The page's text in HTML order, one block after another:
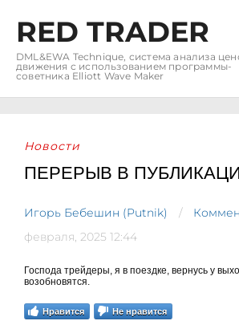
RED TRADER
DML&EWA Technique, система анализа
движения с использованием программы-
советника Elliott Wave Maker
Новости
ПЕРЕРЫВ В
Игорь Бебешин (Putnik)
февраля, 2025 12:44
Господа трейдеры, я в поездке, вернусь у
возобновятся.
Нравится Не нравится